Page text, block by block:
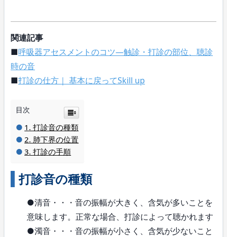
関連記事
■呼吸器アセスメントのコツ―触診・打診の部位、聴診
時の音
■打診の仕方｜ 基本に戻ってSkill up
目次
打診音の種類
肺下界の位置
打診の手順
打診音の種類
●清音・・・音の振幅が大きく、含気が多いことを
意味します。正常な場合、打診によって聴かれます
●濁音・・・音の振幅が小さく、含気が少ないこと